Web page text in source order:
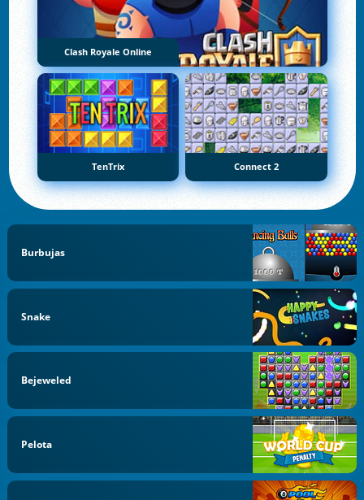
Clash Royale Online
TenTrix Connect 2
Burbujas
Snake
Bejeweled
Pelota